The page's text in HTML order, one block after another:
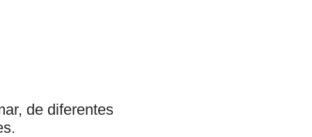
de diferentes